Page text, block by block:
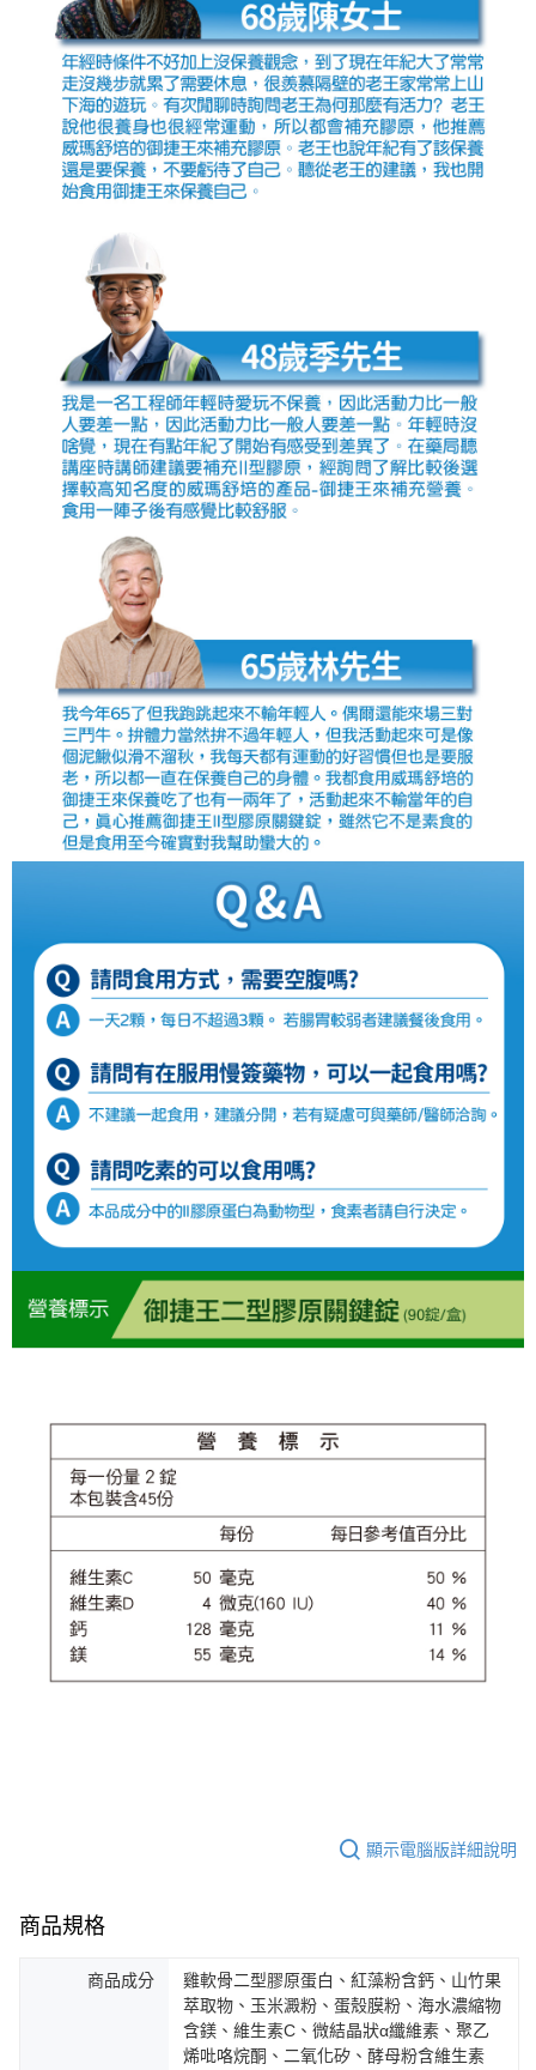
顯示電腦版詳細說明
商品規格
商品成分
雞軟骨二型膠原蛋白、紅藻粉含鈣、山竹果
萃取物、玉米澱粉、蛋殼膜粉、海水濃縮物
含鎂、維生素C、微結晶狀α纖維素、聚乙
烯吡咯烷酮、二氧化矽、酵母粉含維生素